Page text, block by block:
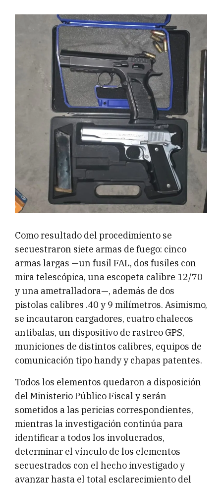
Como resultado del procedimiento se
secuestraron siete armas de fuego: cinco
armas largas —un fusil FAL, dos fusiles con
mira telescópica, una escopeta calibre 12/70
y una ametralladora—, además de dos
pistolas calibres .40 y 9 milímetros. Asimismo,
se incautaron cargadores, cuatro chalecos
antibalas, un dispositivo de rastreo GPS,
municiones de distintos calibres, equipos de
comunicación tipo handy y chapas patentes.
Todos los elementos quedaron a disposición
del Ministerio Público Fiscal y serán
sometidos a las pericias correspondientes,
mientras la investigación continúa para
identificar a todos los involucrados,
determinar el vínculo de los elementos
secuestrados con el hecho investigado y
avanzar hasta el total esclarecimiento del